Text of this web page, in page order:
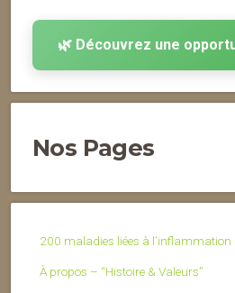
🌿 Découvrez une
Nos Pages
200 maladies liées à
À propos – “Histoire & Valeurs”